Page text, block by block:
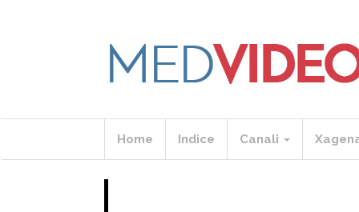
Home Indice Canali